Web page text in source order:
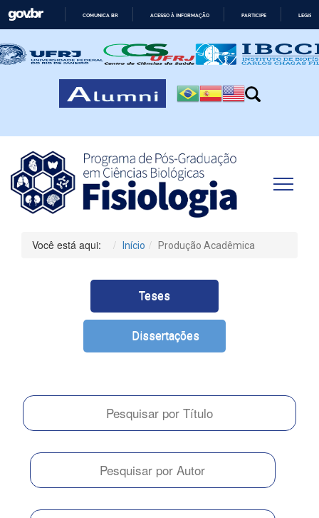
PARA
O
CONTEÚDO
COMUNICA BR ACESSO À INFORMAÇÃO PARTICIPE
Você está aqui: Início Produção Acadêmica
Teses
Dissertações